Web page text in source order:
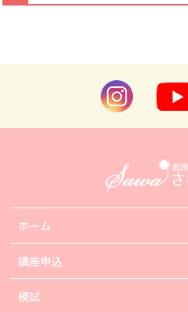
ホーム
講座申込
模試